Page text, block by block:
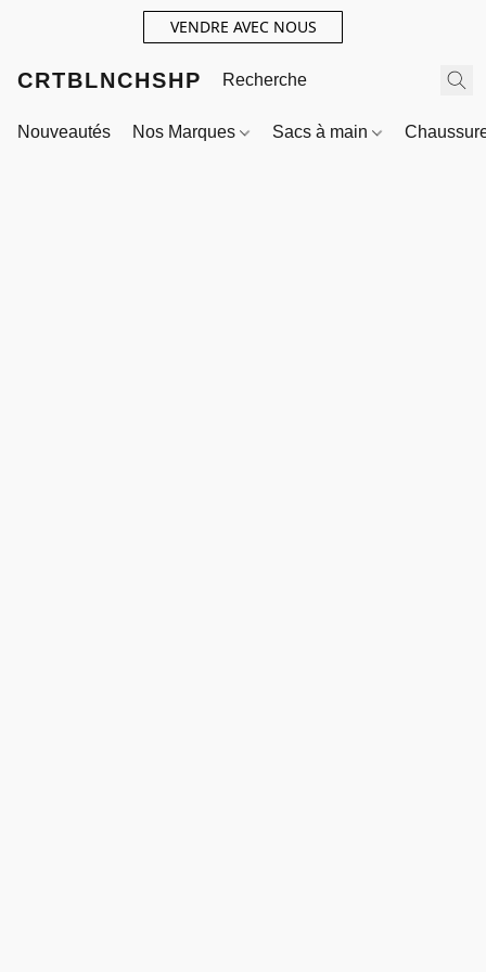
VENDRE AVEC NOUS
CRTBLNCHSHP
Nouveautés Nos Marques Sacs à main